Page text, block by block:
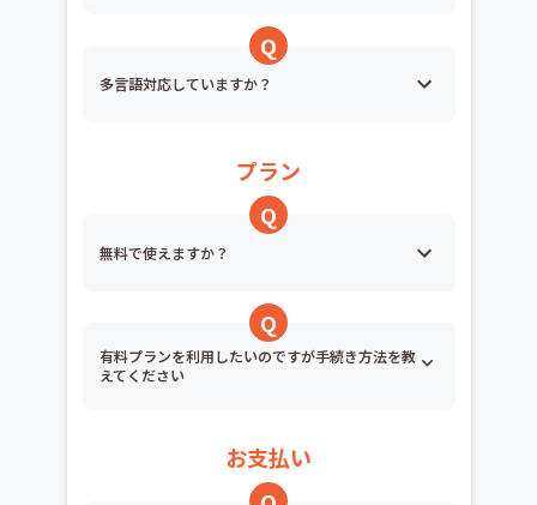
多言語対応していますか？
プラン
無料で使えますか？
有料プランを利用したいのですが手続き方法を教
えてください
お支払い